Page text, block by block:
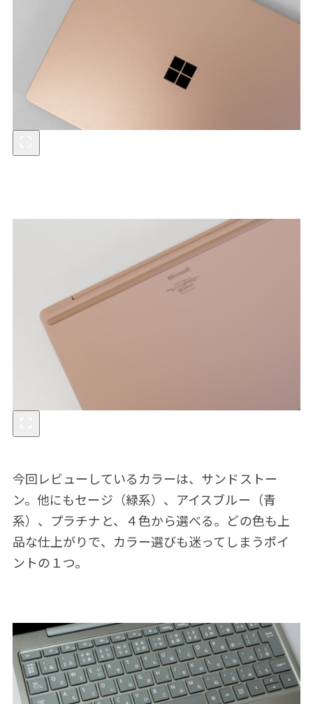
今回レビューしているカラーは、サンドストー
ン。他にもセージ（緑系）、アイスブルー（青
系）、プラチナと、４色から選べる。どの色も上
品な仕上がりで、カラー選びも迷ってしまうポイ
ントの１つ。